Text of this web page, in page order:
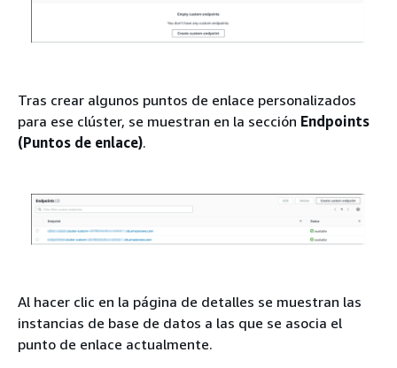
Tras crear algunos puntos de enlace personalizados
para ese clúster, se muestran en la sección Endpoints
(Puntos de enlace).
Al hacer clic en la página de detalles se muestran las
instancias de base de datos a las que se asocia el
punto de enlace actualmente.